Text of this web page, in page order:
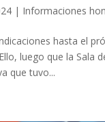
| Informaciones
hasta el
luego que la Sala
que tuvo...